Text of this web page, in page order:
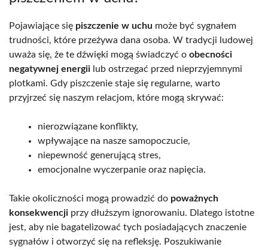
Pojawiające się piszczenie w uchu może być sygnałem
trudności, które przeżywa dana osoba. W tradycji ludowej
uważa się, że te dźwięki mogą świadczyć o obecności
negatywnej energii lub ostrzegać przed nieprzyjemnymi
plotkami. Gdy piszczenie staje się regularne, warto
przyjrzeć się naszym relacjom, które mogą skrywać:
nierozwiązane konflikty,
wpływające na nasze samopoczucie,
niepewność generującą stres,
emocjonalne wyczerpanie oraz napięcia.
Takie okoliczności mogą prowadzić do poważnych
konsekwencji przy dłuższym ignorowaniu. Dlatego istotne
jest, aby nie bagatelizować tych posiadających znaczenie
sygnałów i otworzyć się na refleksję. Poszukiwanie